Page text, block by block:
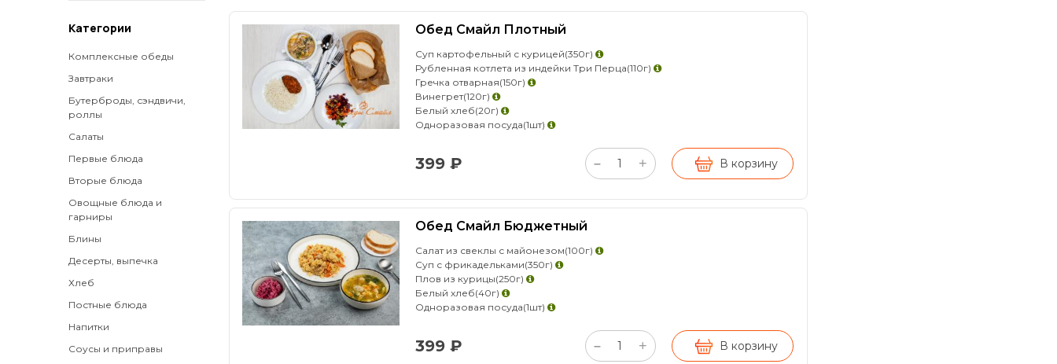
Категории
Комплексные обеды
Завтраки
Бутерброды, сэндвичи,
роллы
Салаты
Первые блюда
Вторые блюда
Овощные блюда и
гарниры
Блины
Десерты, выпечка
Хлеб
Постные блюда
Напитки
Соусы и приправы
Обед Смайл Плотный
Суп картофельный с курицей(350г)
Рубленная котлета из индейки Три Перца(110г)
Гречка отварная(150г)
Винегрет(120г)
Белый хлеб(20г)
Одноразовая посуда(1шт)
399 ₽ – + В корзину
Обед Смайл Бюджетный
Салат из свеклы с майонезом(100г)
Суп с фрикадельками(350г)
Плов из курицы(250г)
Белый хлеб(40г)
Одноразовая посуда(1шт)
399 ₽ – + В корзину